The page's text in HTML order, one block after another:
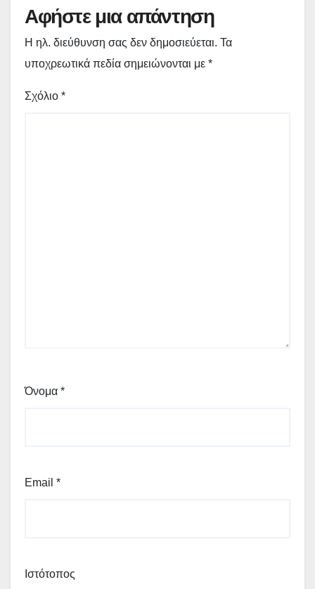
Αφήστε μια απάντηση
Η ηλ. διεύθυνση σας δεν δημοσιεύεται. Τα
υποχρεωτικά πεδία σημειώνονται με *
Σχόλιο *
Όνομα *
Email *
Ιστότοπος